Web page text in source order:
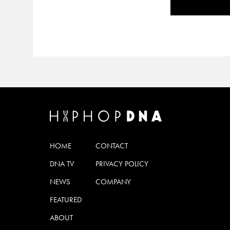
HOME
DNA TV
NEWS
FEATURED
ABOUT
CONTACT
PRIVACY POLICY
COMPANY